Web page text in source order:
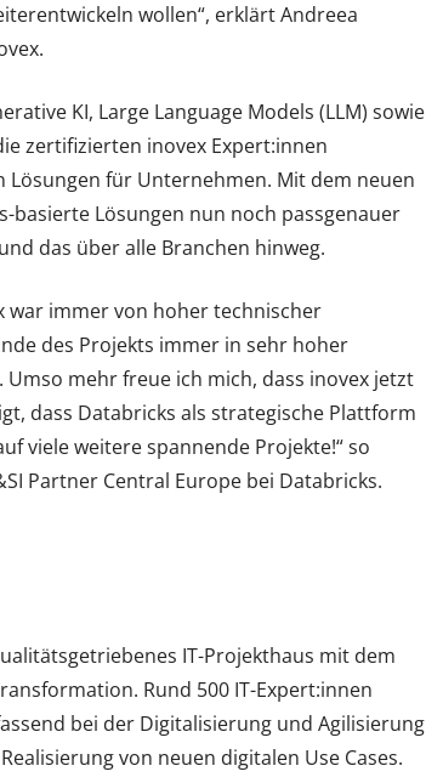
wollen“, erklärt Andreea
KI, Large Language Models (LLM) sowie
zertifizierten inovex Expert:innen
für Unternehmen. Mit dem neuen
basierte Lösungen nun noch passgenauer
das über alle Branchen hinweg.
war immer von hoher technischer
des Projekts immer in sehr hoher
mehr freue ich mich, dass inovex jetzt
dass Databricks als strategische Plattform
viele weitere spannende Projekte!“ so
Partner Central Europe bei Databricks.
IT-Projekthaus mit dem
Rund 500 IT-Expert:innen
bei der Digitalisierung und Agilisierung
von neuen digitalen Use Cases.